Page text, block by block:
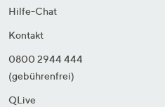
Hilfe-Chat
Kontakt
0800 2944 444
(gebührenfrei)
QLive